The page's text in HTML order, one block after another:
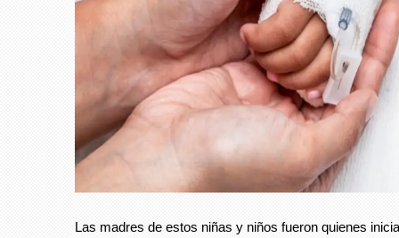
Las madres de estos niñas y niños fueron quienes